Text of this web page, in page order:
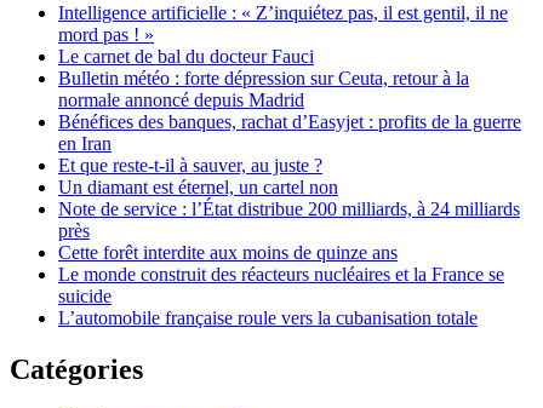
Intelligence artificielle : « Z’inquiétez pas, il est gentil, il ne
mord pas ! »
Le carnet de bal du docteur Fauci
Bulletin météo : forte dépression sur Ceuta, retour à la
normale annoncé depuis Madrid
Bénéfices des banques, rachat d’Easyjet : profits de la guerre
en Iran
Et que reste-t-il à sauver, au juste ?
Un diamant est éternel, un cartel non
Note de service : l’État distribue 200 milliards, à 24 milliards
près
Cette forêt interdite aux moins de quinze ans
Le monde construit des réacteurs nucléaires et la France se
suicide
L’automobile française roule vers la cubanisation totale
Catégories